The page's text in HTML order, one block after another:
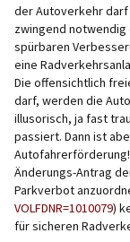
der Autoverkehr darf
zwingend
spürbaren
eine
Die offensichtlich
darf, werden die
illusorisch, ja fast
passiert. Dann ist
Änderungs-Antrag
Parkverbot
VOLFDNR=1010079)
für sicheren